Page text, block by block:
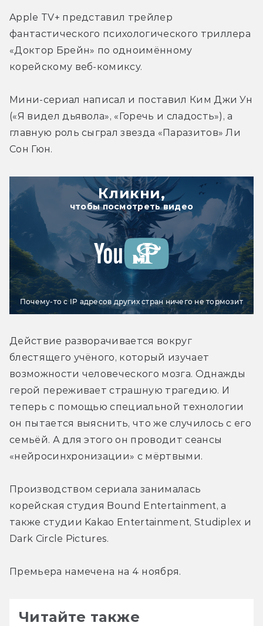
Apple TV+ представил трейлер
фантастического психологического триллера
«Доктор Брейн» по одноимённому
корейскому веб-комиксу.
Мини-сериал написал и поставил Ким Джи Ун
(«Я видел дьявола», «Горечь и сладость»), а
главную роль сыграл звезда «Паразитов» Ли
Сон Гюн.
Кликни,
чтобы посмотреть видео
Почему-то с IP адресов других стран ничего не тормозит
Действие разворачивается вокруг
блестящего учёного, который изучает
возможности человеческого мозга. Однажды
герой переживает страшную трагедию. И
теперь с помощью специальной технологии
он пытается выяснить, что же случилось с его
семьёй. А для этого он проводит сеансы
«нейросинхронизации» с мёртвыми.
Производством сериала занималась
корейская студия Bound Entertainment, а
также студии Kakao Entertainment, Studiplex и
Dark Circle Pictures.
Премьера намечена на 4 ноября.
Читайте также